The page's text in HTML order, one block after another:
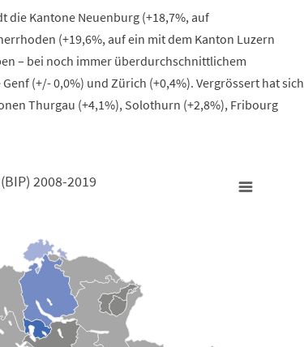
die Kantone Neuenburg (+18,7%, auf
(+19,6%, auf ein mit dem Kanton Luzern
– bei noch immer überdurchschnittlichem
(+/- 0,0%) und Zürich (+0,4%). Vergrössert hat sich
Thurgau (+4,1%), Solothurn (+2,8%), Fribourg
(BIP) 2008-2019
2008-2019